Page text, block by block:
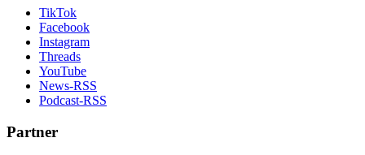
TikTok
Facebook
Instagram
Threads
YouTube
News-RSS
Podcast-RSS
Partner